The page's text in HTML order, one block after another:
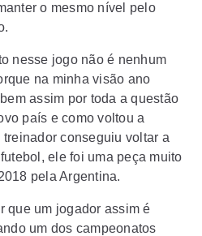
o mesmo nível pelo
nesse jogo não é nenhum
na minha visão ano
assim por toda a questão
país e como voltou a
conseguiu voltar a
ele foi uma peça muito
pela Argentina.
que um jogador assim é
um dos campeonatos